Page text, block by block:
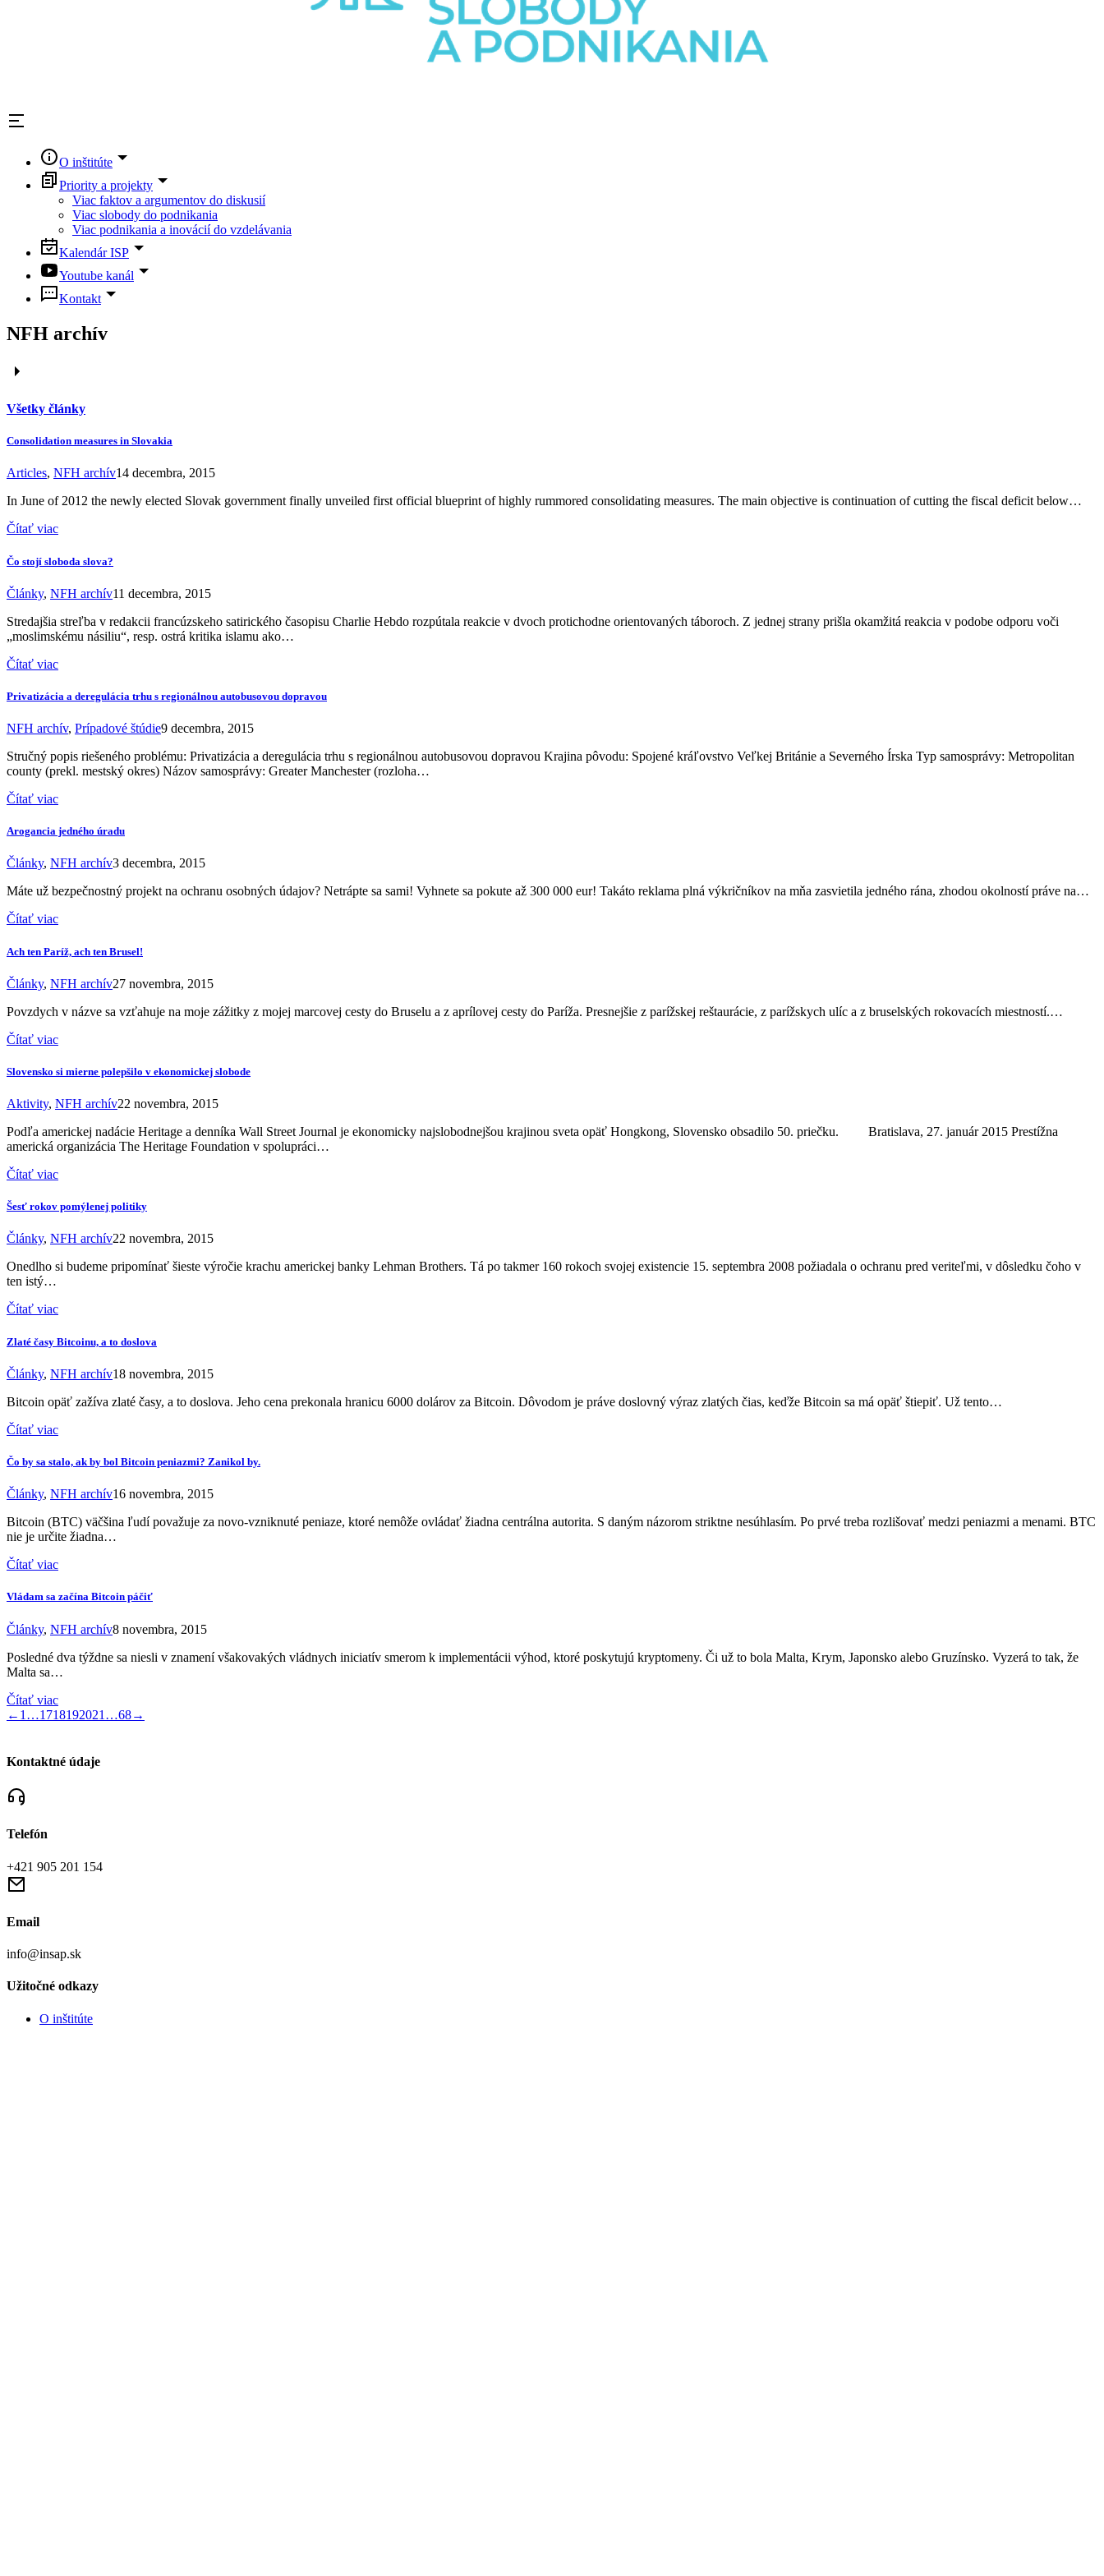
O inštitúte
Priority a projekty
Viac faktov a argumentov do diskusií
Viac slobody do podnikania
Viac podnikania a inovácií do vzdelávania
Kalendár ISP
Youtube kanál
Kontakt
NFH archív
Všetky články
Consolidation measures in Slovakia
Articles, NFH archív14 decembra, 2015
In June of 2012 the newly elected Slovak government finally unveiled first official blueprint of highly rummored consolidating measures. The main objective is continuation of cutting the fiscal deficit below…
Čítať viac
Čo stojí sloboda slova?
Články, NFH archív11 decembra, 2015
Stredajšia streľba v redakcii francúzskeho satirického časopisu Charlie Hebdo rozpútala reakcie v dvoch protichodne orientovaných táboroch. Z jednej strany prišla okamžitá reakcia v podobe odporu voči
„moslimskému násiliu“, resp. ostrá kritika islamu ako…
Čítať viac
Privatizácia a deregulácia trhu s regionálnou autobusovou dopravou
NFH archív, Prípadové štúdie9 decembra, 2015
Stručný popis riešeného problému: Privatizácia a deregulácia trhu s regionálnou autobusovou dopravou Krajina pôvodu: Spojené kráľovstvo Veľkej Británie a Severného Írska Typ samosprávy: Metropolitan
county (prekl. mestský okres) Názov samosprávy: Greater Manchester (rozloha…
Čítať viac
Arogancia jedného úradu
Články, NFH archív3 decembra, 2015
Máte už bezpečnostný projekt na ochranu osobných údajov? Netrápte sa sami! Vyhnete sa pokute až 300 000 eur! Takáto reklama plná výkričníkov na mňa zasvietila jedného rána, zhodou okolností práve na…
Čítať viac
Ach ten Paríž, ach ten Brusel!
Články, NFH archív27 novembra, 2015
Povzdych v názve sa vzťahuje na moje zážitky z mojej marcovej cesty do Bruselu a z aprílovej cesty do Paríža. Presnejšie z parížskej reštaurácie, z parížskych ulíc a z bruselských rokovacích miestností.…
Čítať viac
Slovensko si mierne polepšilo v ekonomickej slobode
Aktivity, NFH archív22 novembra, 2015
Podľa americkej nadácie Heritage a denníka Wall Street Journal je ekonomicky najslobodnejšou krajinou sveta opäť Hongkong, Slovensko obsadilo 50. priečku. Bratislava, 27. január 2015 Prestížna
americká organizácia The Heritage Foundation v spolupráci…
Čítať viac
Šesť rokov pomýlenej politiky
Články, NFH archív22 novembra, 2015
Onedlho si budeme pripomínať šieste výročie krachu americkej banky Lehman Brothers. Tá po takmer 160 rokoch svojej existencie 15. septembra 2008 požiadala o ochranu pred veriteľmi, v dôsledku čoho v
ten istý…
Čítať viac
Zlaté časy Bitcoinu, a to doslova
Články, NFH archív18 novembra, 2015
Bitcoin opäť zažíva zlaté časy, a to doslova. Jeho cena prekonala hranicu 6000 dolárov za Bitcoin. Dôvodom je práve doslovný výraz zlatých čias, keďže Bitcoin sa má opäť štiepiť. Už tento…
Čítať viac
Čo by sa stalo, ak by bol Bitcoin peniazmi? Zanikol by.
Články, NFH archív16 novembra, 2015
Bitcoin (BTC) väčšina ľudí považuje za novo-vzniknuté peniaze, ktoré nemôže ovládať žiadna centrálna autorita. S daným názorom striktne nesúhlasím. Po prvé treba rozlišovať medzi peniazmi a menami. BTC
nie je určite žiadna…
Čítať viac
Vládam sa začína Bitcoin páčiť
Články, NFH archív8 novembra, 2015
Posledné dva týždne sa niesli v znamení všakovakých vládnych iniciatív smerom k implementácii výhod, ktoré poskytujú kryptomeny. Či už to bola Malta, Krym, Japonsko alebo Gruzínsko. Vyzerá to tak, že
Malta sa…
Čítať viac
← 1 …1718192021 …68→
Kontaktné údaje
Telefón
+421 905 201 154
Email
info@insap.sk
Užitočné odkazy
O inštitúte